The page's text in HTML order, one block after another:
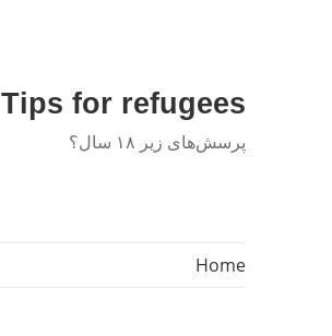
Tips for refugees
پرسش‌های زیر ۱۸ سال؟
Home